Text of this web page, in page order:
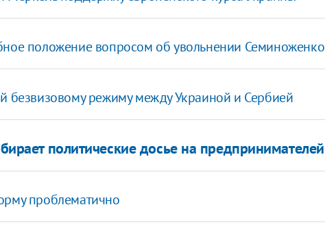
положение вопросом об увольнении Семиноженко
безвизовому режиму между Украиной и Сербией
политические досье на предпринимателей
проблематично